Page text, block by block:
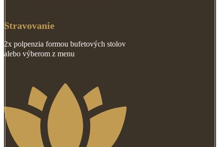
Stravovanie
2x polpenzia formou bufetových stolov
alebo výberom z menu